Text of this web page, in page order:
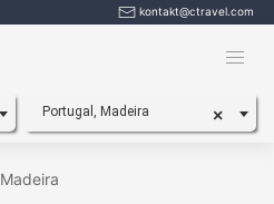
kontakt@ctravel.com
×
Portugal, Madeira
Madeira